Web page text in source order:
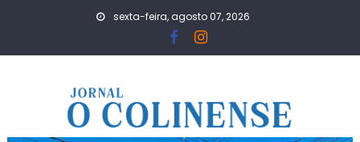
sexta-feira, agosto 07, 2026